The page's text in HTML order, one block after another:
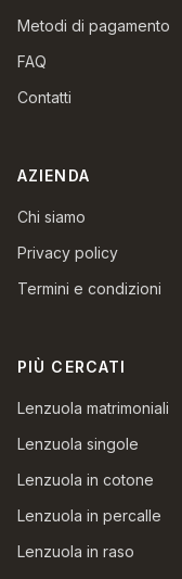
Metodi di pagamento
FAQ
Contatti
AZIENDA
Chi siamo
Privacy policy
Termini e condizioni
PIÙ CERCATI
Lenzuola matrimoniali
Lenzuola singole
Lenzuola in cotone
Lenzuola in percalle
Lenzuola in raso